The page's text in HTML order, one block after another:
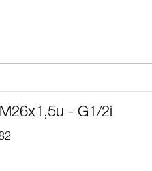
- G1/2i